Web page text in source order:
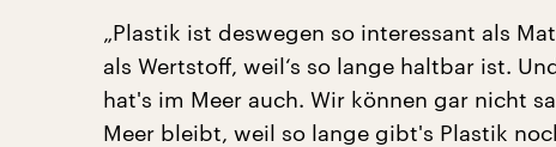
„Plastik ist deswegen so interessant als
als Wertstoff, weil‘s so lange haltbar ist.
hat's im Meer auch. Wir können gar nicht
Meer bleibt, weil so lange gibt's Plastik